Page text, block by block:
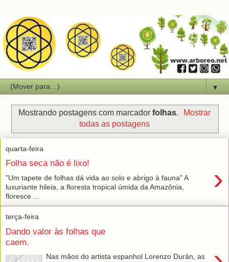
▼
Mostrando postagens com marcador folhas.
Mostrar
todas as postagens
quarta-feira
Folha seca não é lixo! ›
"Um tapete de folhas dá vida ao solo e abrigo à fauna" A
luxuriante hileia, a floresta tropical úmida da Amazônia,
floresce ...
terça-feira
Dando valor às folhas que
caem.
Nas mãos do artista espanhol Lorenzo Durán, as